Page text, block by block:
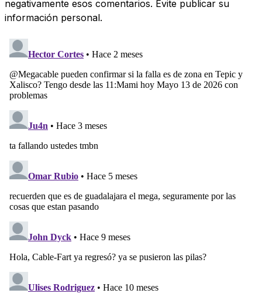
negativamente esos comentarios. Evite publicar su
información personal.